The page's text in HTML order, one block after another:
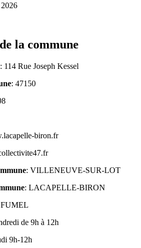
la commune
: 114 Rue Joseph Kessel
: 47150
biron.fr
: VILLENEUVE-SUR-LOT
: LACAPELLE-BIRON
de 9h à 12h
9h-12h